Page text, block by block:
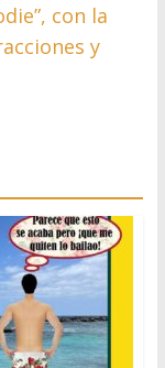
con la
y